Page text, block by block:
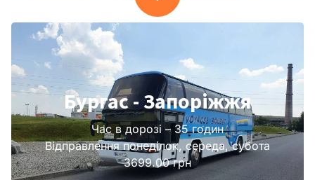
Бургас - Запоріжжя
Час в дорозі – 35 годин
Відправлення понеділок, середа, субота
3699.00 грн